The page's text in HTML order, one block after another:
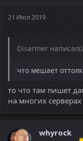
21 Июл 2019
Disarmer
что мешает
то что там пишет
на многих
whyrock